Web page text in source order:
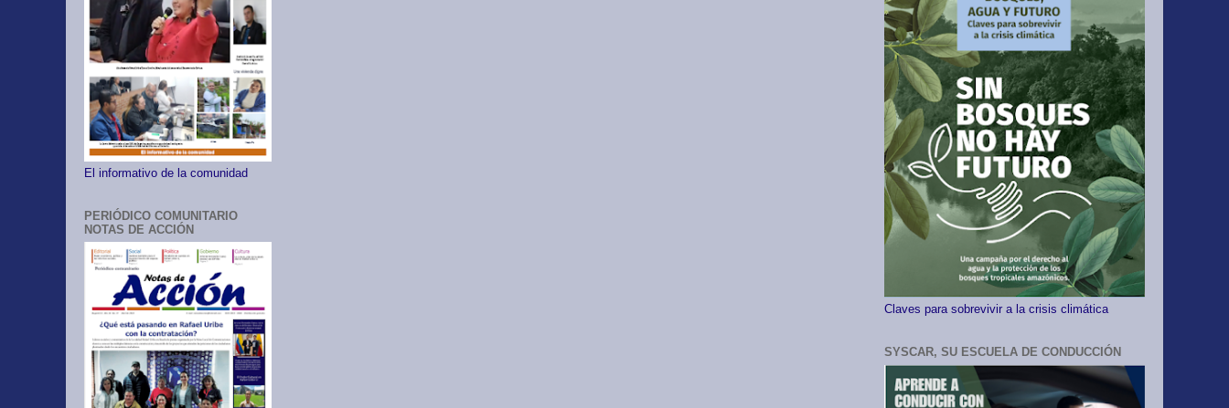
El informativo de la comunidad
PERIÓDICO COMUNITARIO
NOTAS DE ACCIÓN
Claves para sobrevivir a la crisis climática
SYSCAR, SU ESCUELA DE CONDUCCIÓN